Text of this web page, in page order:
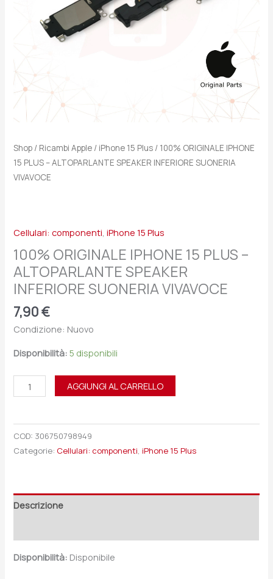
Shop / Ricambi Apple / iPhone 15 Plus / 100% ORIGINALE IPHONE
15 PLUS – ALTOPARLANTE SPEAKER INFERIORE SUONERIA
VIVAVOCE
Cellulari: componenti,iPhone 15 Plus
100% ORIGINALE IPHONE 15 PLUS –
ALTOPARLANTE SPEAKER
INFERIORE SUONERIA VIVAVOCE
7,90€
Condizione: Nuovo
Disponibilità: 5 disponibili
SUONERIA
VIVAVOCE
AGGIUNGI AL CARRELLO
COD: 306750798949
Categorie: Cellulari: componenti,iPhone 15 Plus
Descrizione
Disponibilità: Disponibile